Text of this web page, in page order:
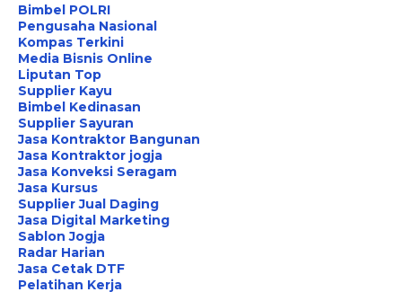
Bimbel POLRI
Pengusaha Nasional
Kompas Terkini
Media Bisnis Online
Liputan Top
Supplier Kayu
Bimbel Kedinasan
Supplier Sayuran
Jasa Kontraktor Bangunan
Jasa Kontraktor jogja
Jasa Konveksi Seragam
Jasa Kursus
Supplier Jual Daging
Jasa Digital Marketing
Sablon Jogja
Radar Harian
Jasa Cetak DTF
Pelatihan Kerja